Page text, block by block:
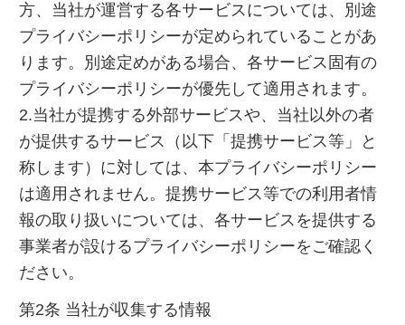
方、当社が運営する各サービスについては、別途
プライバシーポリシーが定められていることがあ
ります。別途定めがある場合、各サービス固有の
プライバシーポリシーが優先して適用されます。
2.当社が提携する外部サービスや、当社以外の者
が提供するサービス（以下「提携サービス等」と
称します）に対しては、本プライバシーポリシー
は適用されません。提携サービス等での利用者情
報の取り扱いについては、各サービスを提供する
事業者が設けるプライバシーポリシーをご確認く
ださい。
第2条 当社が収集する情報